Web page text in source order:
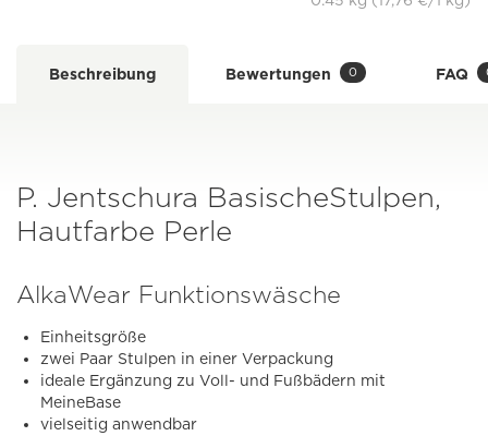
Beschreibung Bewertungen 0 FAQ
P. Jentschura BasischeStulpen,
Hautfarbe Perle
AlkaWear Funktionswäsche
Einheitsgröße
zwei Paar Stulpen in einer Verpackung
ideale Ergänzung zu Voll- und Fußbädern mit
MeineBase
vielseitig anwendbar